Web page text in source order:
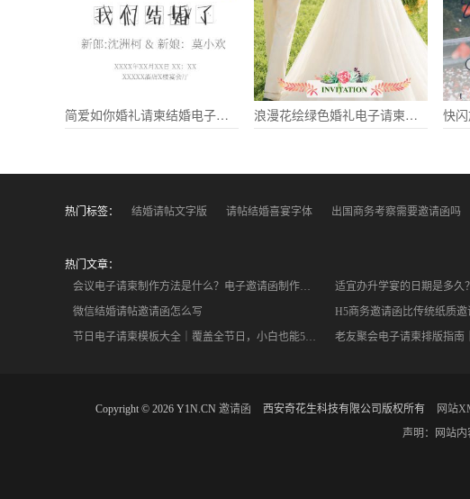
简爱如你婚礼请柬结婚电子请柬 浪漫花绘绿色婚礼电子请柬结婚喜帖
热门标签： 结婚请帖文字版 请帖结婚喜宴字体 出国商务考察需要邀请函吗
热门文章：
会议电子请柬制作方法是什么？电子邀请函制作教程
适宜办升学宴的日期是多久
微信结婚请帖邀请函怎么写
H5商务邀请函比传统纸质
节日电子请柬模板大全｜覆盖全节日，小白也能5分钟搞定
Copyright © 2026 Y1N.CN 邀请函 西安奇花生科技有限公司版权所有 网站
声明：网站